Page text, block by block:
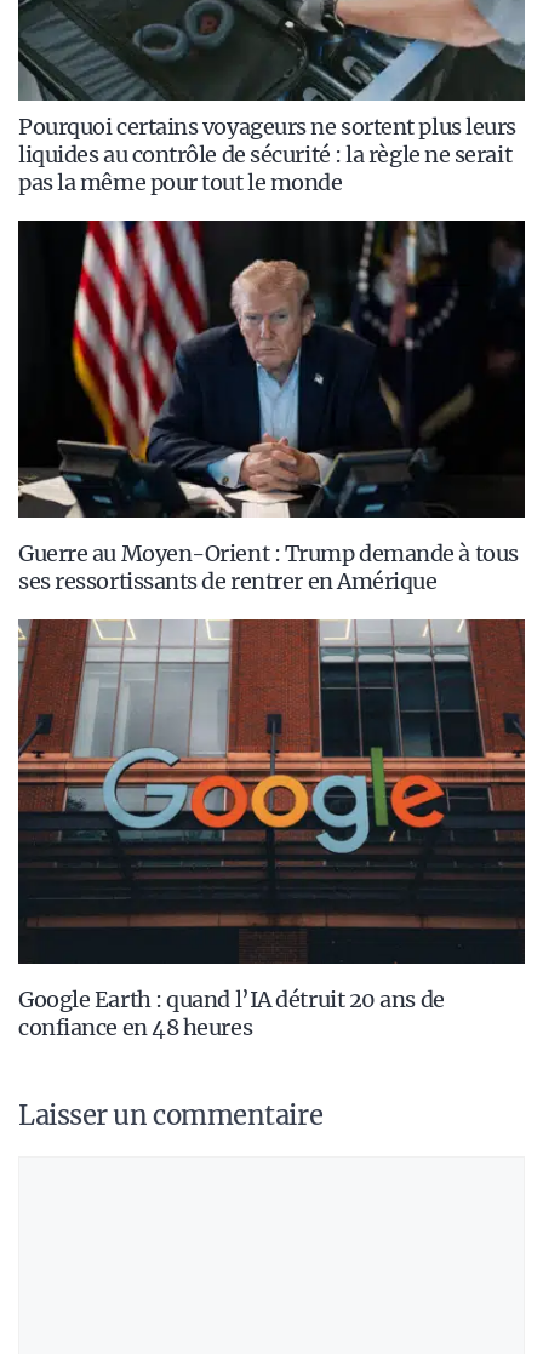
Pourquoi certains voyageurs ne sortent plus leurs
liquides au contrôle de sécurité : la règle ne serait
pas la même pour tout le monde
Guerre au Moyen-Orient : Trump demande à tous
ses ressortissants de rentrer en Amérique
Google Earth : quand l’IA détruit 20 ans de
confiance en 48 heures
Laisser un commentaire